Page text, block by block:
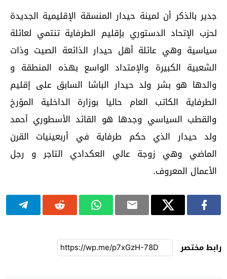
جدير بالذكر أن لمينة حيدار المنسقة الإقليمية الجديدة
لحزب الإتحاد الدستوري بإقليم الطرفاية تنتمي لعائلة
سياسية وهي عائلة أهل حيدار الذائعة الصيت وذات
الشعبية الكبيرة والإمتداد الواسع بهذه المنطقة و
والدها هو بشر ولد حيدار الباشا السابق على إقليم
الطرفاية الكاتب العام حاليا بوزارة الداخلية المؤرخ
والقطب السياسي وجدها هو القائد الأسطوري أحمد
ولد حيدار الذي حكم طرفاية في أربعينيات القرن
الماضي وهي زوجة عالي العكدادي التاجر و رجل
الأعمال المعروف.
رابط مختصر